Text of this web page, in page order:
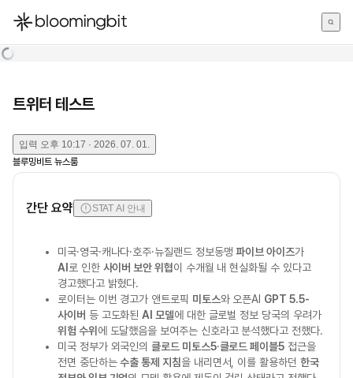
한국어
트위터 테스트
입력 오후 10:17 · 2026. 07. 01.
블루밍비트 뉴스룸
간단 요약 STAT AI 안내
미국·영국·캐나다·호주·뉴질랜드 정보동맹파이브 아이즈가
AI 로 인한 사이버 보안 위협이 수개월 내 현실화될 수 있다고
경고했다고 밝혔다.
로이터는 이번 경고가 앤트로픽 미토스와 오픈AI GPT 5.5-
사이버 등 고도화된AI 모델에 대한 글로벌 정보 당국의 우려가
위험 수위 에 도달했음을 보여주는 신호라고 분석했다고 전했다.
미국 정부가 외국인의클로드 미토스5·클로드 페이블5 접근을
전면 중단하는수출 통제 지침을 내리면서, 이를 활용하던 한국